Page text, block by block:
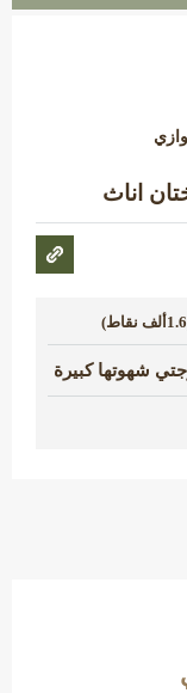
اناث
1.6ألف نقاط)
شهوتها كبيرة